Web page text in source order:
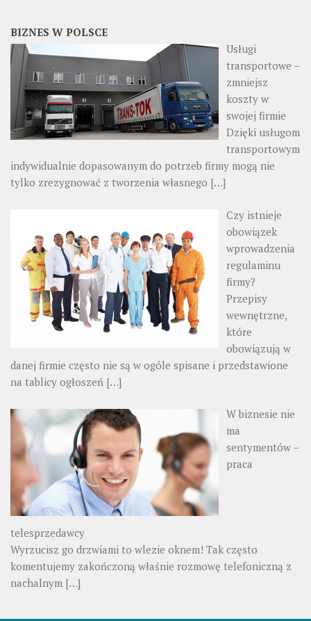
BIZNES W POLSCE
Usługi
transportowe –
zmniejsz
koszty w
swojej firmie
Dzięki usługom
transportowym
indywidualnie dopasowanym do potrzeb firmy mogą nie
tylko zrezygnować z tworzenia własnego […]
Czy istnieje
obowiązek
wprowadzenia
regulaminu
firmy?
Przepisy
wewnętrzne,
które
obowiązują w
danej firmie często nie są w ogóle spisane i przedstawione
na tablicy ogłoszeń […]
W biznesie nie
ma
sentymentów –
praca
telesprzedawcy
Wyrzucisz go drzwiami to wlezie oknem! Tak często
komentujemy zakończoną właśnie rozmowę telefoniczną z
nachalnym […]